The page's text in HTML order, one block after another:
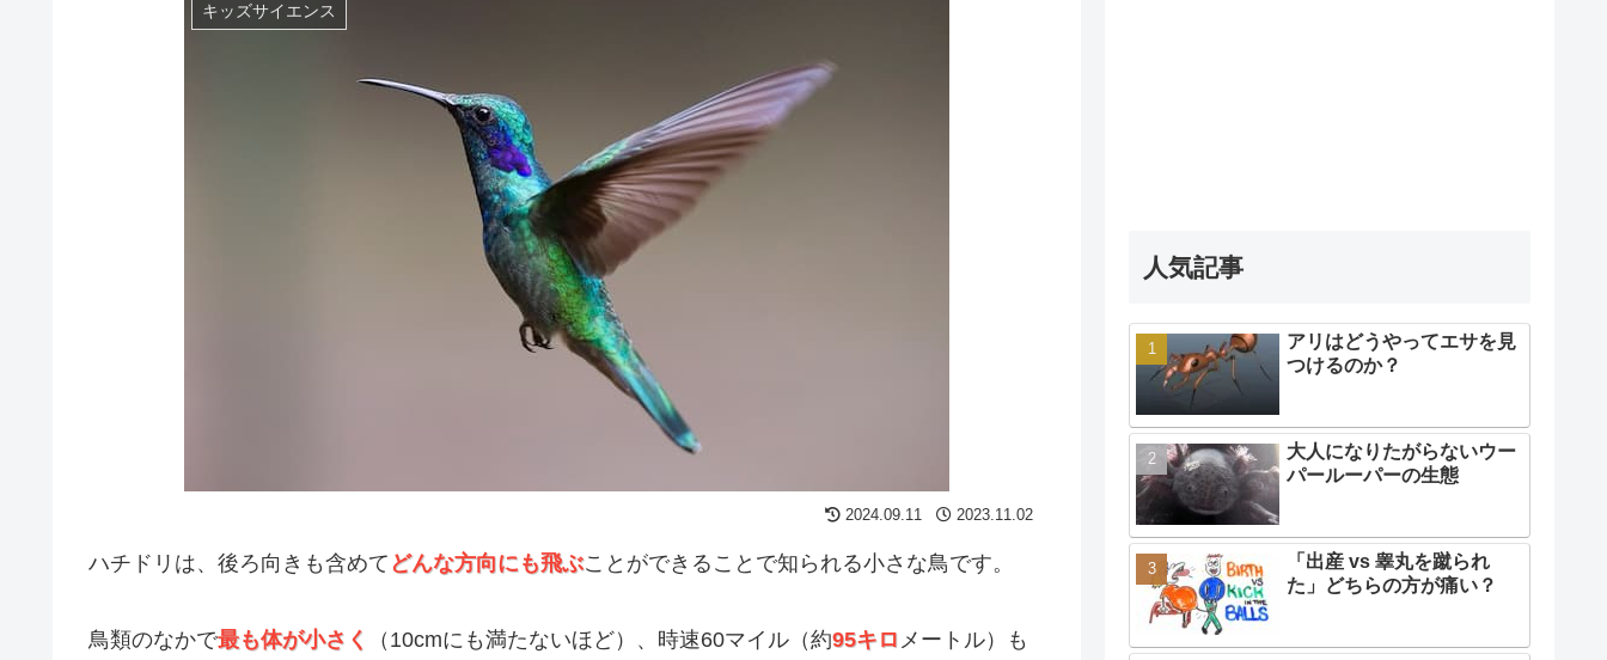
キッズサイエンス
2024.09.11 2023.11.02
ハチドリは、後ろ向きも含めて どんな方向にも飛ぶことができることで知られる小さな鳥です。
鳥類のなかで最も体が小さく （10cmにも満たないほど）、時速60マイル（約95キロ メートル）も
人気記事
アリはどうやってエサを見
つけるのか？
大人になりたがらないウー
パールーパーの生態
「出産 vs 睾丸を蹴られ
た」どちらの方が痛い？